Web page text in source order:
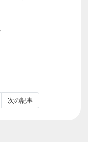
次の記事